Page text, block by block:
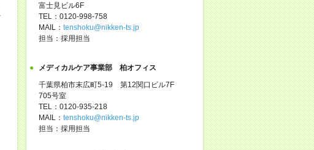
富士見ビル6F
TEL：0120-998-758
MAIL： tenshoku@nikken-ts.jp
担当：採用担当
メディカルケア事業部 柏オフィス
千葉県柏市末広町5-19 第12関口ビル7F
705号室
TEL：0120-935-218
MAIL： tenshoku@nikken-ts.jp
担当：採用担当